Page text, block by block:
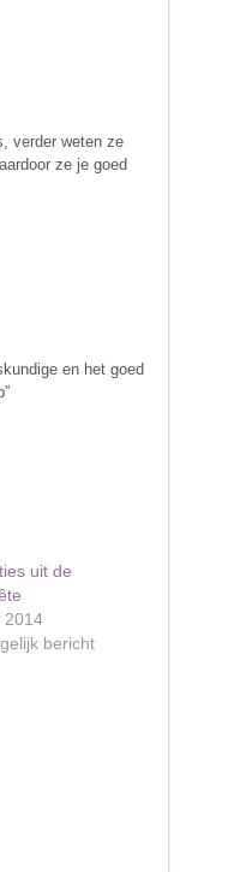
verder weten ze
ze je goed
en het goed
uit de
2014
bericht